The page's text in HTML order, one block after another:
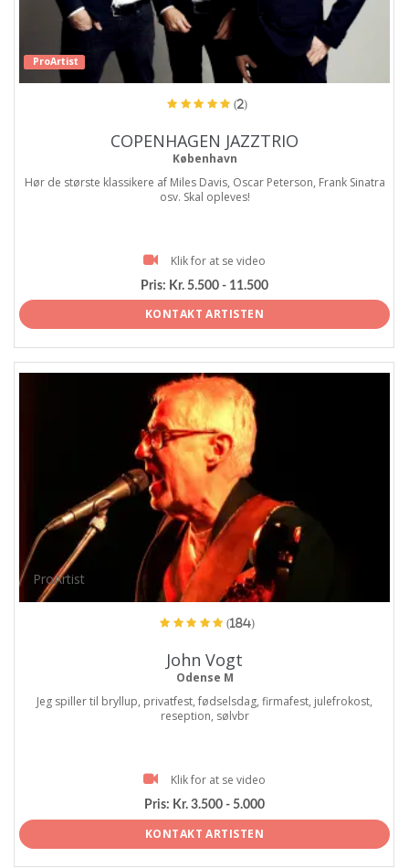
ProArtist
(2)
COPENHAGEN JAZZTRIO
København
Hør de største klassikere af Miles Davis, Oscar Peterson, Frank Sinatra
osv. Skal opleves!
Klik for at se video
Pris: Kr. 5.500 - 11.500
KONTAKT ARTISTEN
ProArtist
(184)
John Vogt
Odense M
Jeg spiller til bryllup, privatfest, fødselsdag, firmafest, julefrokost,
reseption, sølvbr
Klik for at se video
Pris: Kr. 3.500 - 5.000
KONTAKT ARTISTEN